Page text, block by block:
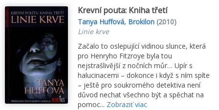
Krevní pouta: Kniha třetí
Tanya Huffová, Brokilon (2010)
Linie krve
Začalo to oslepující vidinou slunce, která
pro Henryho Fitzroye byla tou
nejstrašlivější z nočních můr… Upír s
halucinacemi – dokonce i když s ním spíte
– ještě pro soukromého detektiva není
důvod nechat všechno být a spěchat na
pomoc... Zobraziť viac